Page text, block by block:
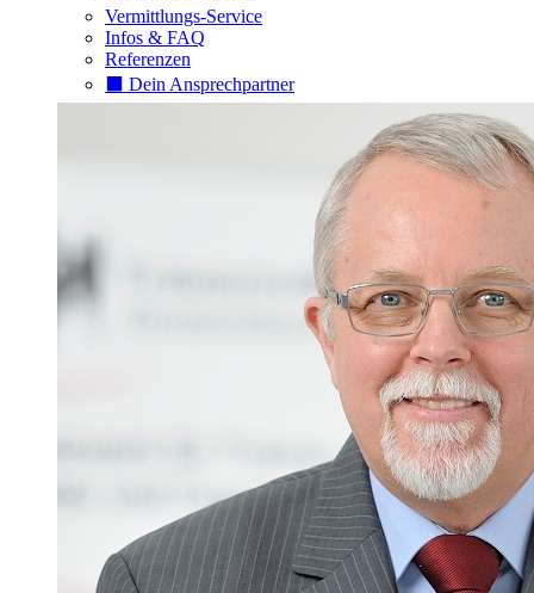
Vermittlungs-Service
Infos & FAQ
Referenzen
⬛️ Dein Ansprechpartner